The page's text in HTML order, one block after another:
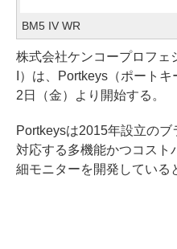
BM5 IV WR
株式会社ケンコープロフェ
I）は、Portkeys（ポート
2日（金）より開始する。
Portkeysは2015年設立の
対応する多機能かつコスト
細モニターを開発している